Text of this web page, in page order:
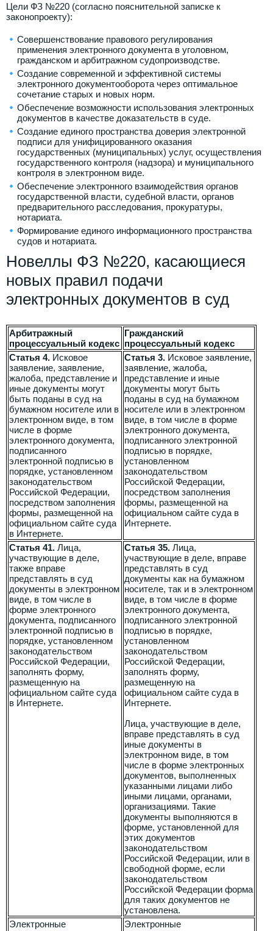
Цели ФЗ №220 (согласно пояснительной записке к
законопроекту):
Совершенствование правового регулирования
применения электронного документа в уголовном,
гражданском и арбитражном судопроизводстве.
Создание современной и эффективной системы
электронного документооборота через оптимальное
сочетание старых и новых норм.
Обеспечение возможности использования электронных
документов в качестве доказательств в суде.
Создание единого пространства доверия электронной
подписи для унифицированного оказания
государственных (муниципальных) услуг, осуществления
государственного контроля (надзора) и муниципального
контроля в электронном виде.
Обеспечение электронного взаимодействия органов
государственной власти, судебной власти, органов
предварительного расследования, прокуратуры,
нотариата.
Формирование единого информационного пространства
судов и нотариата.
Новеллы ФЗ №220, касающиеся
новых правил подачи
электронных документов в суд
Арбитражный
процессуальный кодекс
Гражданский
процессуальный кодекс
Статья 4. Исковое
заявление, заявление,
жалоба, представление и
иные документы могут
быть поданы в суд на
бумажном носителе или в
электронном виде, в том
числе в форме
электронного документа,
подписанного
электронной подписью в
порядке, установленном
законодательством
Российской Федерации,
посредством заполнения
формы, размещенной на
официальном сайте суда
в Интернете.
Статья 3. Исковое заявление,
заявление, жалоба,
представление и иные
документы могут быть
поданы в суд на бумажном
носителе или в электронном
виде, в том числе в форме
электронного документа,
подписанного электронной
подписью в порядке,
установленном
законодательством
Российской Федерации,
посредством заполнения
формы, размещенной на
официальном сайте суда в
Интернете.
Статья 41. Лица,
участвующие в деле,
также вправе
представлять в суд
документы в электронном
виде, в том числе в
форме электронного
документа, подписанного
электронной подписью в
порядке, установленном
законодательством
Российской Федерации,
заполнять форму,
размещенную на
официальном сайте суда
в Интернете.
Статья 35. Лица,
участвующие в деле, вправе
представлять в суд
документы как на бумажном
носителе, так и в электронном
виде, в том числе в форме
электронного документа,
подписанного электронной
подписью в порядке,
установленном
законодательством
Российской Федерации,
заполнять форму,
размещенную на
официальном сайте суда в
Интернете.
Лица, участвующие в деле,
вправе представлять в суд
иные документы в
электронном виде, в том
числе в форме электронных
документов, выполненных
указанными лицами либо
иными лицами, органами,
организациями. Такие
документы выполняются в
форме, установленной для
этих документов
законодательством
Российской Федерации, или в
свободной форме, если
законодательством
Российской Федерации форма
для таких документов не
установлена.
Электронные
Электронные